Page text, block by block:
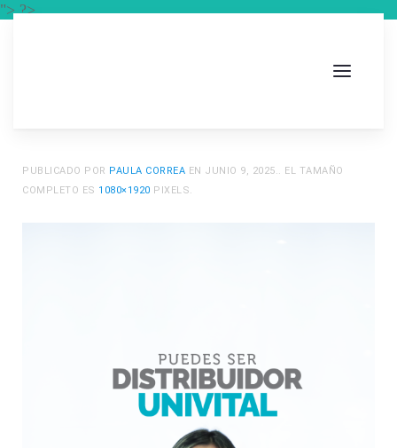
"> ?>
PUBLICADO POR PAULA CORREA EN JUNIO 9, 2025.. EL TAMAÑO
COMPLETO ES 1080×1920 PIXELS.